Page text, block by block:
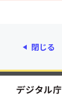
閉じる